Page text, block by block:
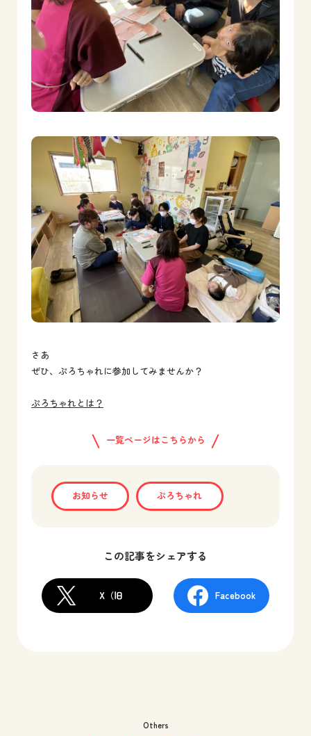
さあ
ぜひ、ぷろちゃれに参加してみませんか？
ぷろちゃれとは？
一覧ページはこちらから
お知らせ ぷろちゃれ
この記事をシェアする
X（旧 Facebook
Others